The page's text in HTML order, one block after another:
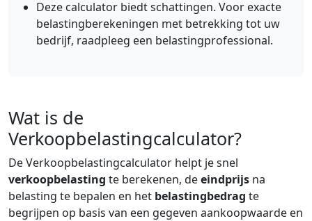
Deze calculator biedt schattingen. Voor exacte
belastingberekeningen met betrekking tot uw
bedrijf, raadpleeg een belastingprofessional.
Wat is de
Verkoopbelastingcalculator?
De Verkoopbelastingcalculator helpt je snel
verkoopbelasting te berekenen, deeindprijs na
belasting te bepalen en het belastingbedrag te
begrijpen op basis van een gegeven aankoopwaarde en